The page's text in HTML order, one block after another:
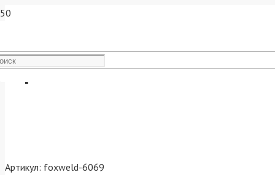
Горелка MIG-24 3м 250А
Артикул: foxweld-6069